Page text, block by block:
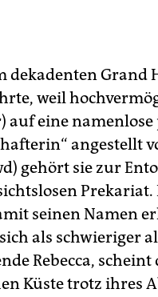
dekadenten Grand
weil
eine namenlose
angestellt
gehört sie zur
Prekariat.
seinen Namen
als schwieriger
Rebecca,
Küste trotz ihres